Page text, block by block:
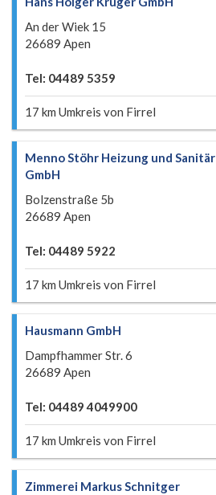
An der Wiek 15
26689 Apen
Tel: 04489 5359
17 km Umkreis von Firrel
Menno Stöhr Heizung und Sanitär
GmbH
Bolzenstraße 5b
26689 Apen
Tel: 04489 5922
17 km Umkreis von Firrel
Hausmann GmbH
Dampfhammer Str. 6
26689 Apen
Tel: 04489 4049900
17 km Umkreis von Firrel
Zimmerei Markus Schnitger